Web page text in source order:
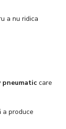
a nu ridica
care
a produce